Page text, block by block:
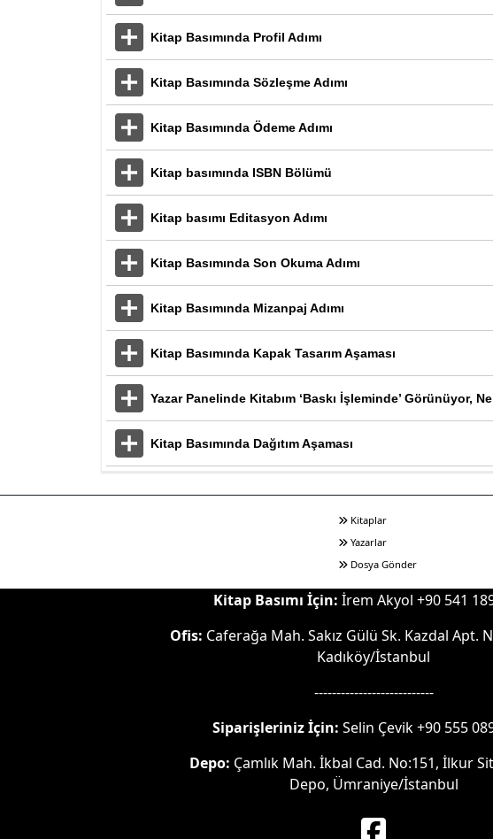
Kitap Basımında Profil Adımı
Kitap Basımında Sözleşme Adımı
Kitap Basımında Ödeme Adımı
Kitap basımında ISBN Bölümü
Kitap basımı Editasyon Adımı
Kitap Basımında Son Okuma Adımı
Kitap Basımında Mizanpaj Adımı
Kitap Basımında Kapak Tasarım Aşaması
Yazar Panelinde Kitabım ‘Baskı İşleminde’ Görünüyor, Ne
Kitap Basımında Dağıtım Aşaması
Kitaplar
Yazarlar
Dosya Gönder
Kitap Basımı İçin: İrem Akyol +90 541
Ofis: Caferağa Mah. Sakız Gülü Sk. Kazdal Apt.
Kadıköy/İstanbul
---------------------------
Siparişleriniz İçin: Selin Çevik +90 555
Depo: Çamlık Mah. İkbal Cad. No:151, İlkur
Depo, Ümraniye/İstanbul